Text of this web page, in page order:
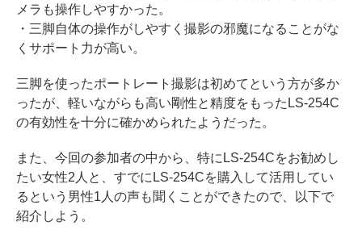
メラも操作しやすかった。
・三脚自体の操作がしやすく撮影の邪魔になることがな
くサポート力が高い。
三脚を使ったポートレート撮影は初めてという方が多か
ったが、軽いながらも高い剛性と精度をもったLS-254C
の有効性を十分に確かめられたようだった。
また、今回の参加者の中から、特にLS-254Cをお勧めし
たい女性2人と、すでにLS-254Cを購入して活用してい
るという男性1人の声も聞くことができたので、以下で
紹介しよう。